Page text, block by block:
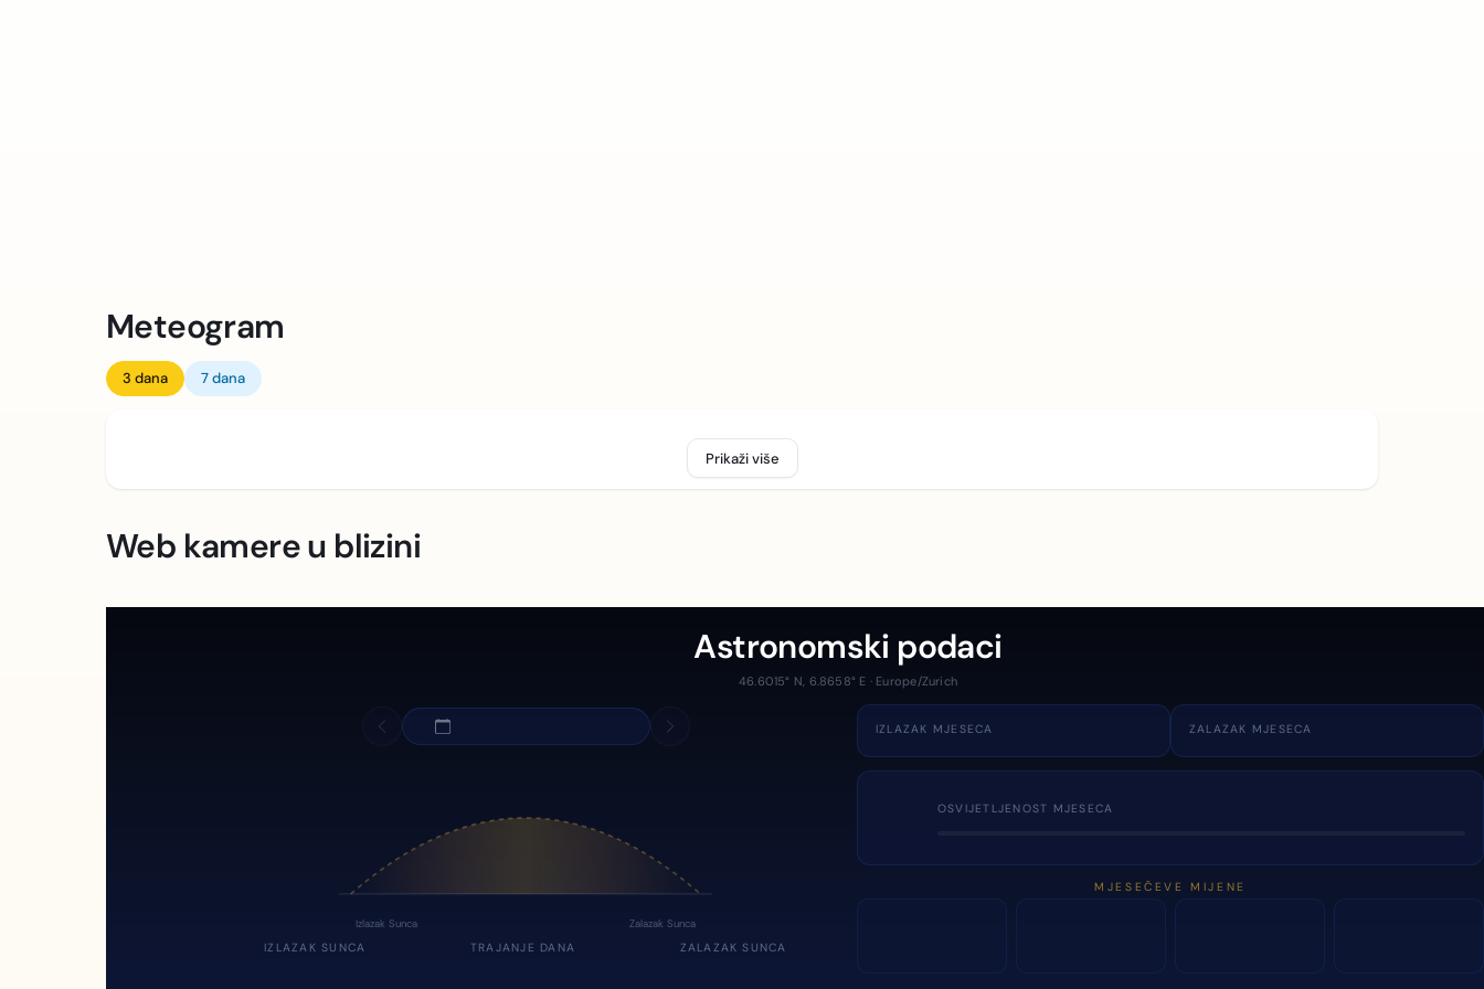
Meteogram
3 dana 7 dana
Prikaži više
Web kamere u blizini
Astronomski podaci
46.6015° N, 6.8658° E · Europe/Zurich
Izlazak Sunca Zalazak Sunca
IZLAZAK SUNCA TRAJANJE DANA ZALAZAK SUNCA
IZLAZAK MJESECA ZALAZAK MJESECA
OSVIJETLJENOST MJESECA
MJESEČEVE MIJENE